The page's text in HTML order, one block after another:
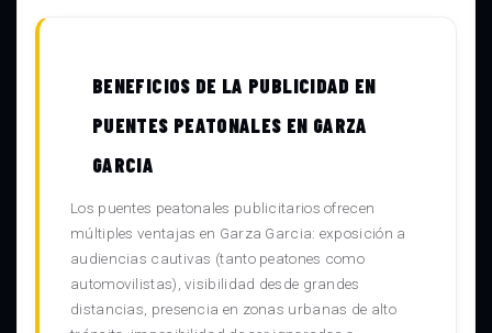
BENEFICIOS DE LA PUBLICIDAD EN
PUENTES PEATONALES EN GARZA
GARCIA
Los puentes peatonales publicitarios ofrecen
múltiples ventajas en Garza Garcia: exposición a
audiencias cautivas (tanto peatones como
automovilistas), visibilidad desde grandes
distancias, presencia en zonas urbanas de alto